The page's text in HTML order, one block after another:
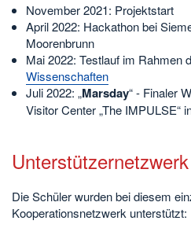
November 2021: Projektstart
April 2022: Hackathon bei
Moorenbrunn
Mai 2022: Testlauf im Rahmen
Wissenschaften
Juli 2022: „Marsday“ - Finaler
Visitor Center „The IMPULSE“
Die Schüler wurden bei diesem
Kooperationsnetzwerk unterstützt: